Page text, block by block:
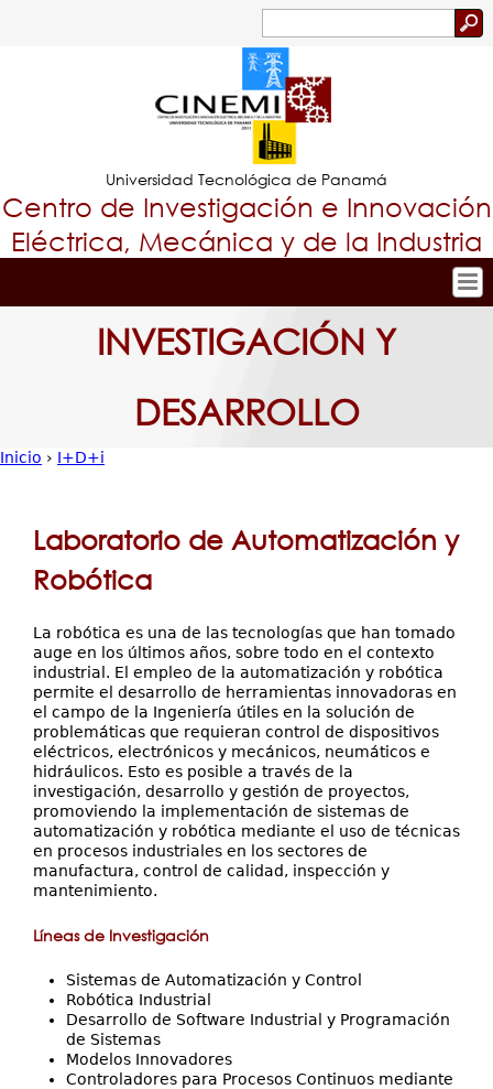
Jump to navigation
Formulario
de
búsqueda
Universidad Tecnológica de Panamá
Centro de Investigación e Innovación
Eléctrica, Mecánica y de la Industria
Nuestro Centro
Investigación y Desarrollo
Proyectos de Investigación
Extensión
INVESTIGACIÓN Y
DESARROLLO
está
aquí
Inicio › I+D+i
Laboratorio de Automatización y
Robótica
La robótica es una de las tecnologías que han tomado
auge en los últimos años, sobre todo en el contexto
industrial. El empleo de la automatización y robótica
permite el desarrollo de herramientas innovadoras en
el campo de la Ingeniería útiles en la solución de
problemáticas que requieran control de dispositivos
eléctricos, electrónicos y mecánicos, neumáticos e
hidráulicos. Esto es posible a través de la
investigación, desarrollo y gestión de proyectos,
promoviendo la implementación de sistemas de
automatización y robótica mediante el uso de técnicas
en procesos industriales en los sectores de
manufactura, control de calidad, inspección y
mantenimiento.
Líneas de Investigación
Sistemas de Automatización y Control
Robótica Industrial
Desarrollo de Software Industrial y Programación
de Sistemas
Modelos Innovadores
Controladores para Procesos Continuos mediante